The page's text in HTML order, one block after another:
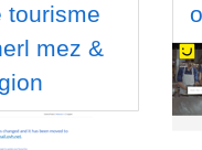
tourisme
mez &